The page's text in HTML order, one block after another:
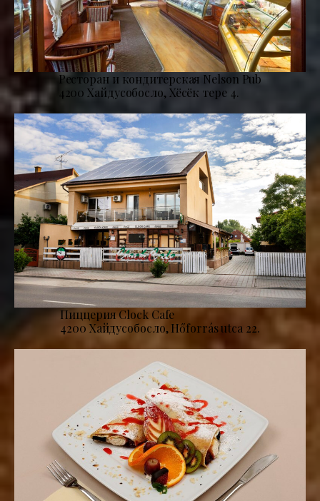
Ресторан и кондитерская Nelson Pub
4200 Хайдусобосло, Хёсёк тере 4.
Пиццерия Clock Cafe
4200 Хайдусобосло, Hőforrás utca 22.